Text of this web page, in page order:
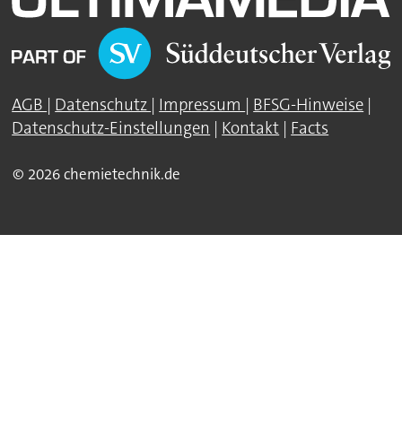
AGB | Datenschutz | Impressum | BFSG-Hinweise |
Datenschutz-Einstellungen | Kontakt | Facts
© 2026 chemietechnik.de